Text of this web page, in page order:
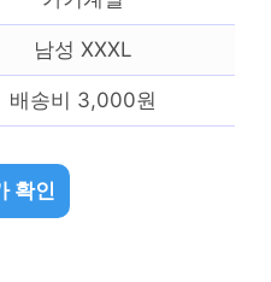
남성 XXXL
배송비 3,000원
확인